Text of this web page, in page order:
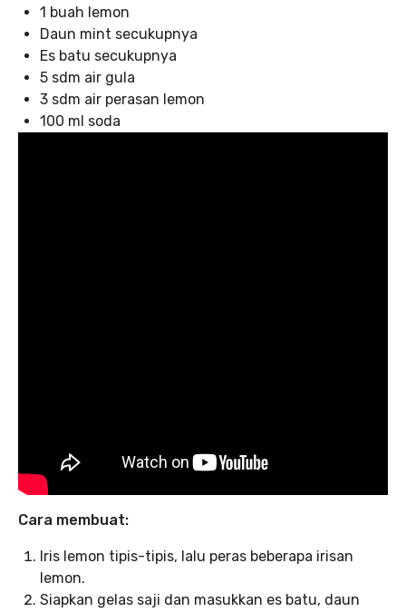
1 buah lemon
Daun mint secukupnya
Es batu secukupnya
5 sdm air gula
3 sdm air perasan lemon
100 ml soda
Cara membuat:
Iris lemon tipis-tipis, lalu peras beberapa irisan
lemon.
Siapkan gelas saji dan masukkan es batu, daun